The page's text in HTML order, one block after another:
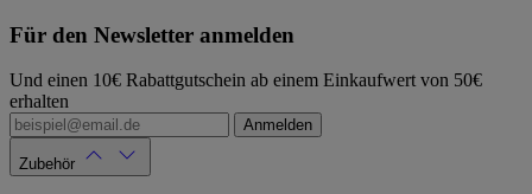
Für den Newsletter anmelden
Und einen 10€ Rabattgutschein ab einem Einkaufwert von 50€
erhalten
Anmelden
Zubehör